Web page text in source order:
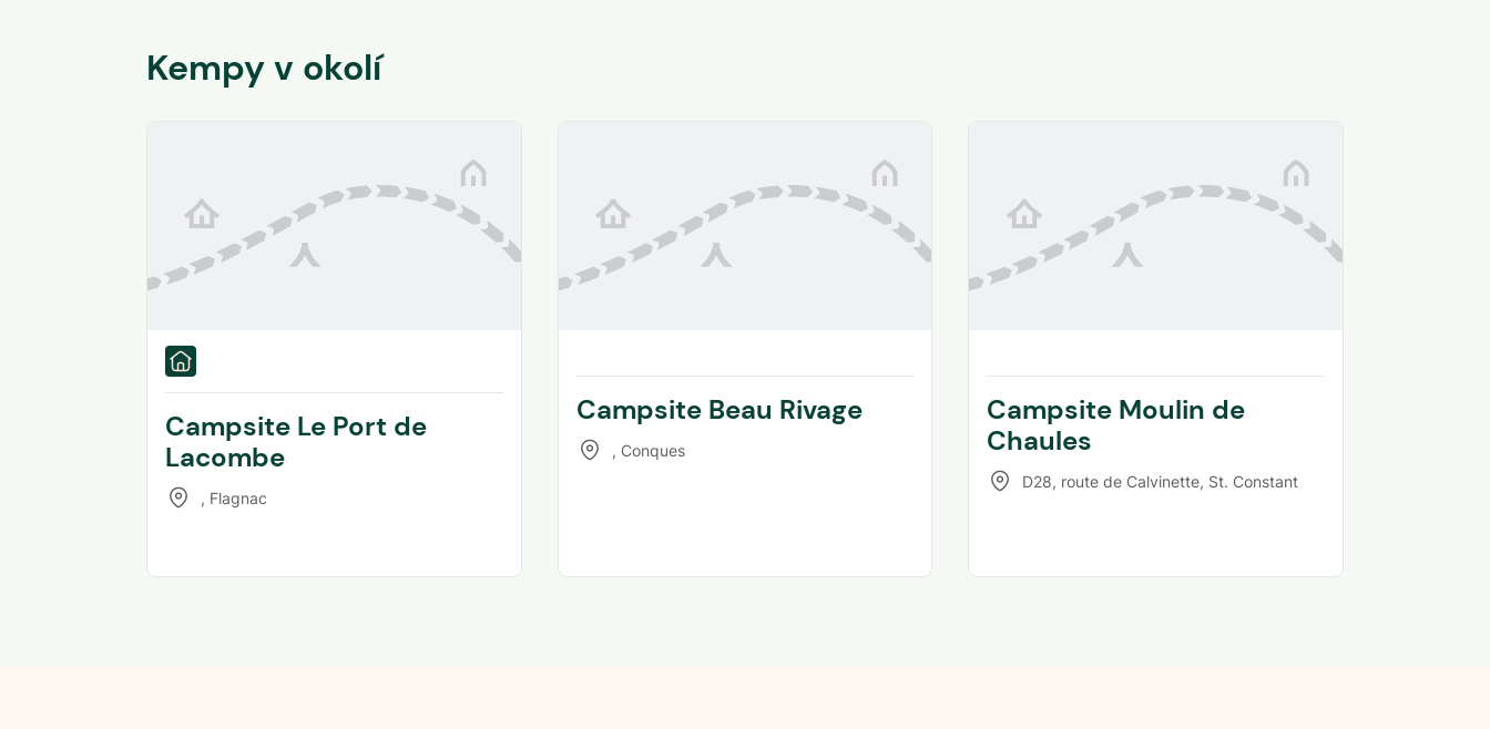
Kempy v okolí
Campsite Le Port de
Lacombe
, Flagnac
Campsite Beau Rivage
, Conques
Campsite Moulin de
Chaules
D28, route de Calvinette, St. Constant